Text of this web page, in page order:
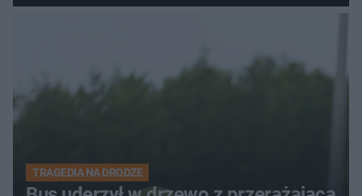
TRAGEDIA NA DRODZE